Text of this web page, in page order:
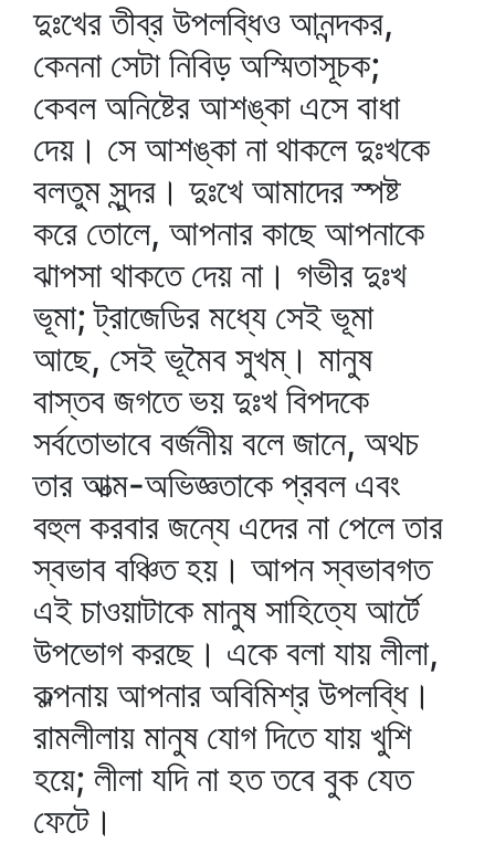
দুঃখের তীব্র উপলব্ধিও আনন্দকর,
কেননা সেটা নিবিড় অস্মিতাসূচক;
কেবল অনিষ্টের আশঙ্কা এসে বাধা
দেয়। সে আশঙ্কা না থাকলে দুঃখকে
বলতুম সুন্দর। দুঃখে আমাদের স্পষ্ট
করে তোলে, আপনার কাছে আপনাকে
ঝাপসা থাকতে দেয় না। গভীর দুঃখ
ভূমা; ট্রাজেডির মধ্যে সেই ভূমা
আছে, সেই ভূমৈব সুখম্‌। মানুষ
বাস্তব জগতে ভয় দুঃখ বিপদকে
সর্বতোভাবে বর্জনীয় বলে জানে, অথচ
তার আত্ম-অভিজ্ঞতাকে প্রবল এবং
বহুল করবার জন্যে এদের না পেলে তার
স্বভাব বঞ্চিত হয়। আপন স্বভাবগত
এই চাওয়াটাকে মানুষ সাহিত্যে আর্টে
উপভোগ করছে। একে বলা যায় লীলা,
কল্পনায় আপনার অবিমিশ্র উপলব্ধি।
রামলীলায় মানুষ যোগ দিতে যায় খুশি
হয়ে; লীলা যদি না হত তবে বুক যেত
ফেটে।